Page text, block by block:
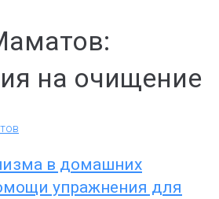
на очищение
в домашних
упражнения для